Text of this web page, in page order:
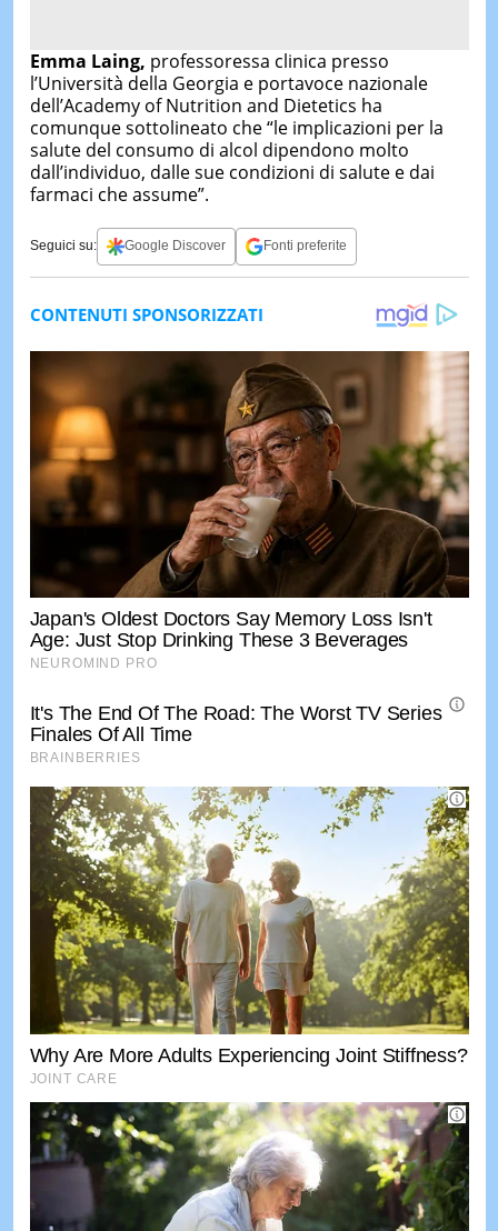
Emma Laing, professoressa clinica presso
l’Università della Georgia e portavoce nazionale
dell’Academy of Nutrition and Dietetics ha
comunque sottolineato che “le implicazioni per la
salute del consumo di alcol dipendono molto
dall’individuo, dalle sue condizioni di salute e dai
farmaci che assume”.
Seguici su: Google Discover Fonti preferite